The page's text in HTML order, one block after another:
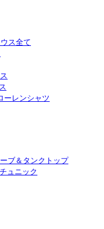
ス全て
ーレンシャツ
ブ＆タンクトップ
ュニック